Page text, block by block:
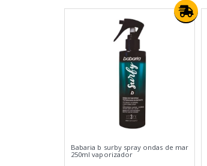
Babaria b surby spray ondas de mar
250ml vaporizador